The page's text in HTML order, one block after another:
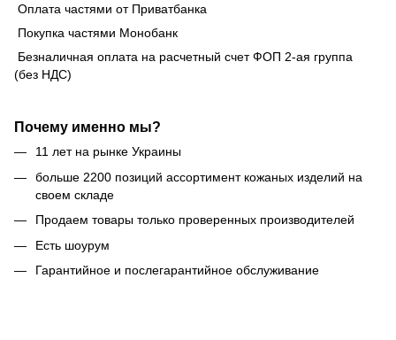
Оплата частями от Приватбанка
Покупка частями Монобанк
Безналичная оплата на расчетный счет ФОП 2-ая группа
(без НДС)
Почему именно мы?
11 лет на рынке Украины
больше 2200 позиций ассортимент кожаных изделий на
своем складе
Продаем товары только проверенных производителей
Есть шоурум
Гарантийное и послегарантийное обслуживание